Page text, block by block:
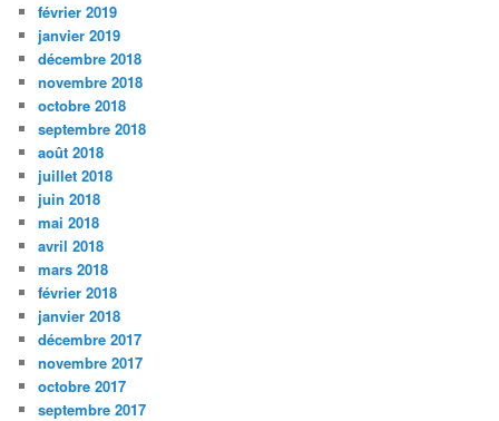
février 2019
janvier 2019
décembre 2018
novembre 2018
octobre 2018
septembre 2018
août 2018
juillet 2018
juin 2018
mai 2018
avril 2018
mars 2018
février 2018
janvier 2018
décembre 2017
novembre 2017
octobre 2017
septembre 2017